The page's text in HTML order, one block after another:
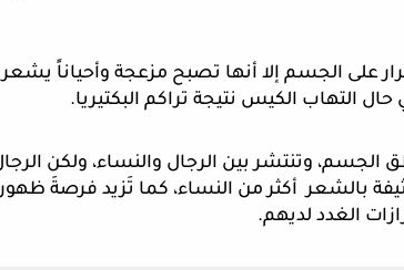
التهاب الكيس نتيجة تراكم البكتيريا.
الغدد لديهم.